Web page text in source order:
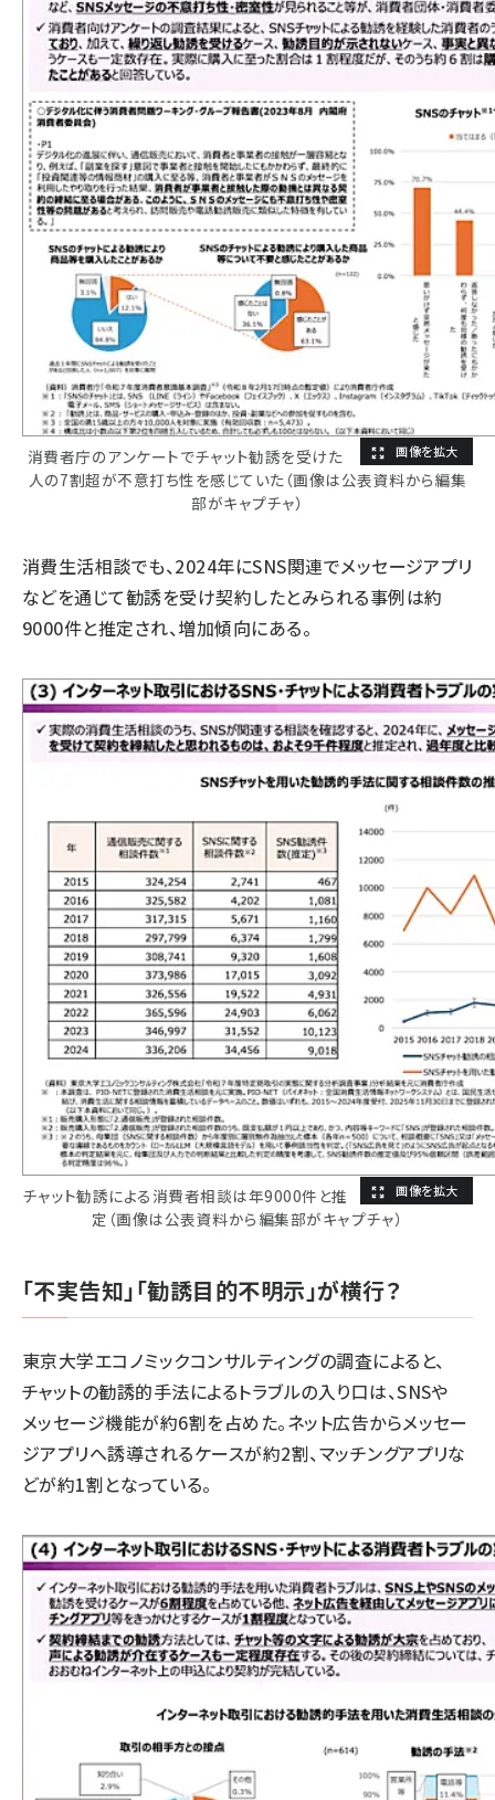
消費者庁のアンケートでチャット勧誘を受けた
人の7割超が不意打ち性を感じていた（画像は公表資料から編集
部がキャプチャ）
消費生活相談でも、2024年にSNS関連でメッセージアプリ
などを通じて勧誘を受け契約したとみられる事例は約
9000件と推定され、増加傾向にある。
チャット勧誘による消費者相談は年9000件と推
定（画像は公表資料から編集部がキャプチャ）
「不実告知」「勧誘目的不明示」が横行？
東京大学エコノミックコンサルティングの調査によると、
チャットの勧誘的手法によるトラブルの入り口は、SNSや
メッセージ機能が約6割を占めた。ネット広告からメッセー
ジアプリへ誘導されるケースが約2割、マッチングアプリな
どが約1割となっている。